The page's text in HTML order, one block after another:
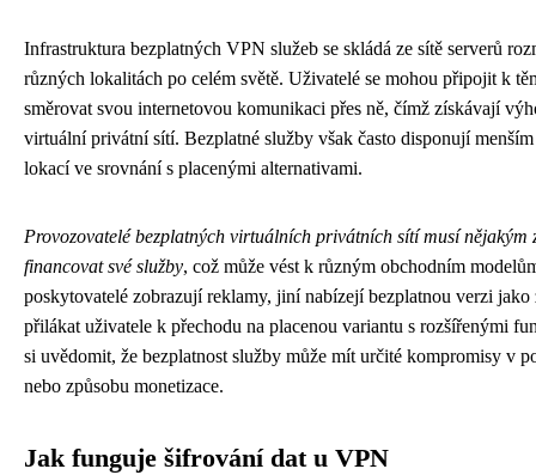
Infrastruktura bezplatných VPN služeb se skládá ze sítě serverů
různých lokalitách po celém světě. Uživatelé se mohou připojit k
směrovat svou internetovou komunikaci přes ně, čímž získávají
virtuální privátní sítí. Bezplatné služby však často disponují menším
lokací ve srovnání s placenými alternativami.
Provozovatelé bezplatných virtuálních privátních sítí musí nějakým
financovat své služby, což může vést k různým obchodním
poskytovatelé zobrazují reklamy, jiní nabízejí bezplatnou verzi jako
přilákat uživatele k přechodu na placenou variantu s rozšířenými
si uvědomit, že bezplatnost služby může mít určité kompromisy v
nebo způsobu monetizace.
Jak funguje šifrování dat u VPN